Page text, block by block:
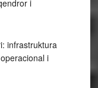
i
infrastruktura
i